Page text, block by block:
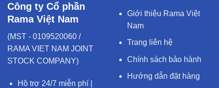
Công ty Cổ phần
Rama Việt Nam
(MST - 0109520060 /
RAMA VIET NAM JOINT
STOCK COMPANY)
Hồ trợ 24/7 miễn phí |
Giới thiệu Rama Việt
Nam
Trang liên hệ
Chính sách bảo hành
Hướng dẫn đặt hàng